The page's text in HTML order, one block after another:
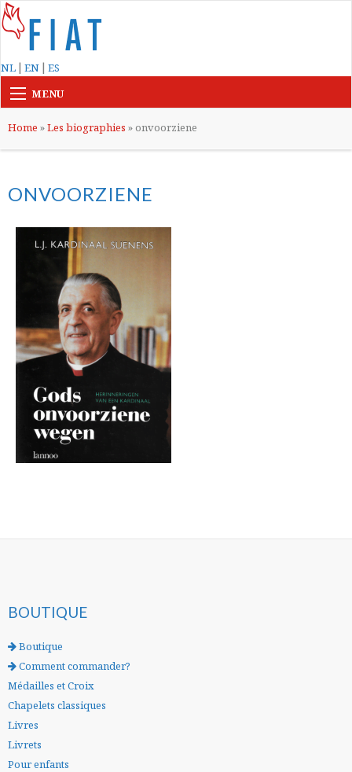
NL | EN | ES
MENU
Home »Les biographies » onvoorziene
ONVOORZIENE
BOUTIQUE
Boutique
Comment commander?
Médailles et Croix
Chapelets classiques
Livres
Livrets
Pour enfants